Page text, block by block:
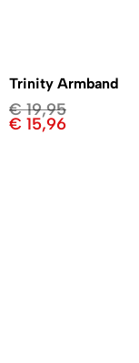
Trinity Armband
€19,95
€ 15,96